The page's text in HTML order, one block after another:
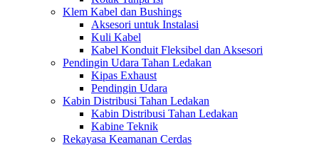
Klem Kabel dan Bushings
Aksesori untuk Instalasi
Kuli Kabel
Kabel Konduit Fleksibel dan Aksesori
Pendingin Udara Tahan Ledakan
Kipas Exhaust
Pendingin Udara
Kabin Distribusi Tahan Ledakan
Kabin Distribusi Tahan Ledakan
Kabine Teknik
Rekayasa Keamanan Cerdas